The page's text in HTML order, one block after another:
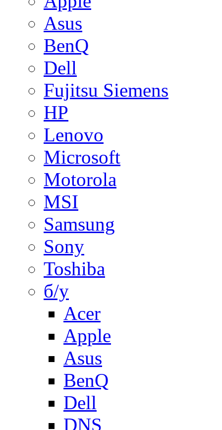
Asus
BenQ
Dell
Fujitsu Siemens
HP
Lenovo
Microsoft
Motorola
MSI
Samsung
Sony
Toshiba
б/у
Acer
Apple
Asus
BenQ
Dell
DNS